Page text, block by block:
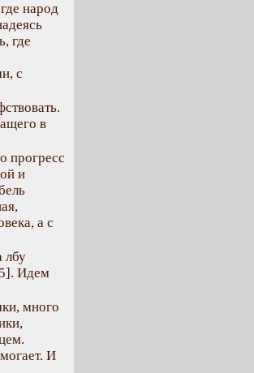
народ
где
с
в
прогресс
и
а с
лбу
Идем
много
И